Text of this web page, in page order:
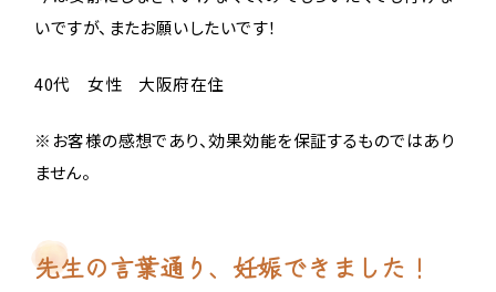
いですが、またお願いしたいです！
40代 女性 大阪府在住
※お客様の感想であり、効果効能を保証するものではあり
ません。
先生の言葉通り、妊娠できました！